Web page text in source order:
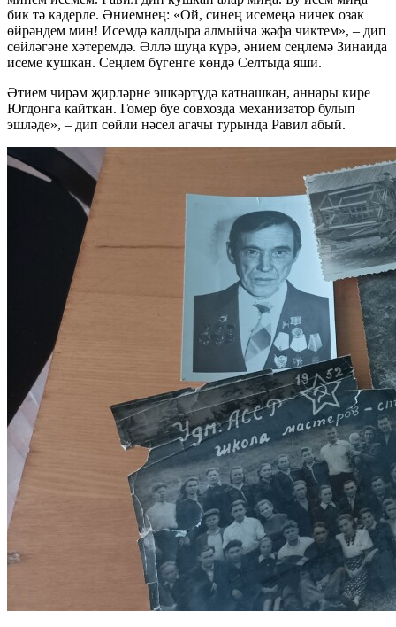
бик тә кадерле. Әниемнең: «Ой, синең исемеңә ничек озак
өйрәндем мин! Исемдә калдыра алмыйча җәфа чиктем», – дип
сөйләгәне хәтеремдә. Әллә шуңа күрә, әнием сеңлемә Зинаида
исеме кушкан. Сеңлем бүгенге көндә Селтыда яши.
Әтием чирәм җирләрне эшкәртүдә катнашкан, аннары кире
Югдонга кайткан. Гомер буе совхозда механизатор булып
эшләде», – дип сөйли нәсел агачы турында Равил абый.